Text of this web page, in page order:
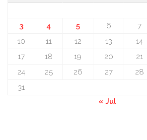
3
4 5 6 7
10
11 12 13 14
17
18 19 20 21
24
25 26 27 28
31
« Jul